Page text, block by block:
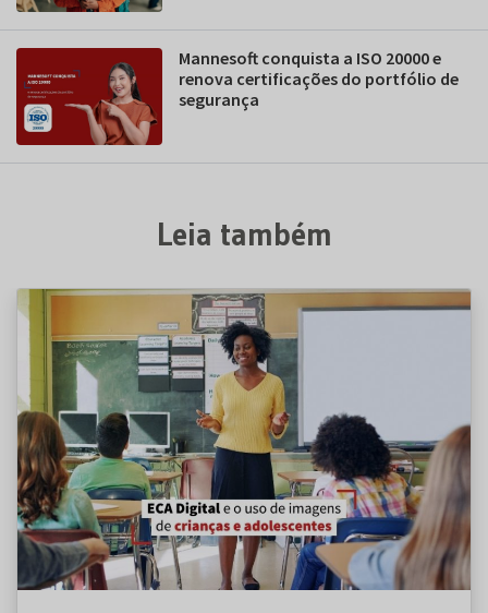
Mannesoft conquista a ISO 20000 e
renova certificações do portfólio de
segurança
Leia também